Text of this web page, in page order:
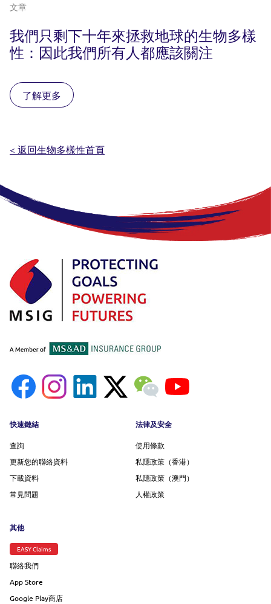
文章
我們只剩下十年來拯救地球的生物多樣
性：因此我們所有人都應該關注
了解更多
< 返回生物多樣性首頁
Footer menu
快速鏈結
查詢
更新您的聯絡資料
下載資料
常見問題
法律及安全
使用條款
私隱政策（香港）
私隱政策（澳門）
人權政策
其他
EASY Claims
聯絡我們
App Store
Google Play商店